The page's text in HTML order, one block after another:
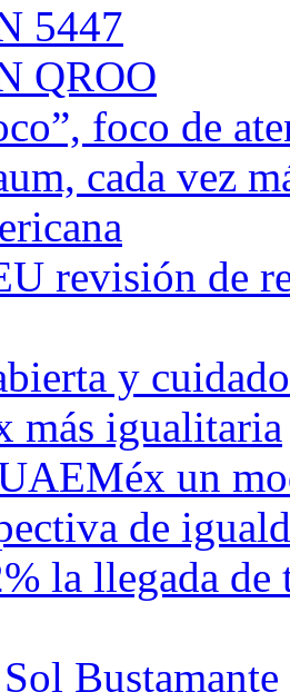
5447
QROO
foco de
cada vez
revisión de
y
más igualitaria
un
de
la llegada de